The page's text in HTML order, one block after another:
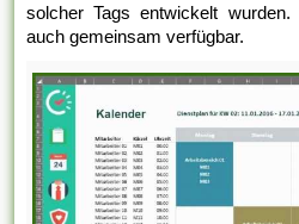
solcher Tags entwickelt wurden.
auch gemeinsam verfügbar.